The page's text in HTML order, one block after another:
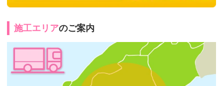
施工エリアのご案内